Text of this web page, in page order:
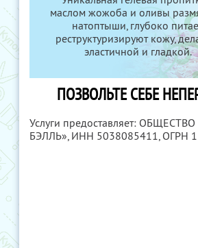
маслом жожоба и оливы
натоптыши, глубоко
реструктуризируют кожу,
эластичной и гладкой.
ПОЗВОЛЬТЕ СЕБЕ
Услуги предоставляет:
БЭЛЛЬ», ИНН 5038085411, ОГРН